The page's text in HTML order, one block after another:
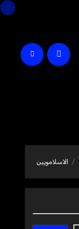
الاسلامويين